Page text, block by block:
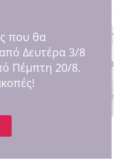
που θα
Δευτέρα 3/8
Πέμπτη 20/8.